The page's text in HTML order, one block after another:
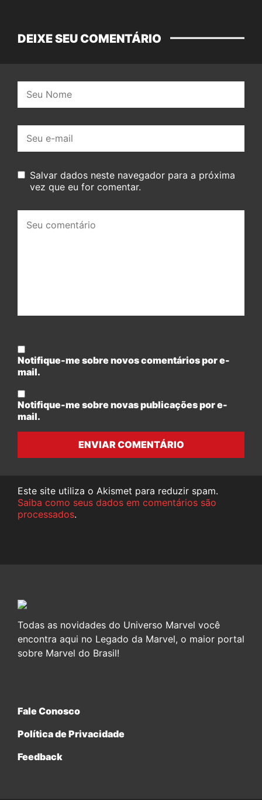
DEIXE SEU COMENTÁRIO
mail:
Salvar dados neste navegador para a próxima
vez que eu for comentar.
comentário:
Notifique-me sobre novos comentários por e-
mail.
Notifique-me sobre novas publicações por e-
mail.
ENVIAR COMENTÁRIO
Este site utiliza o Akismet para reduzir spam.
Saiba como seus dados em comentários são
processados.
Todas as novidades do Universo Marvel você
encontra aqui no Legado da Marvel, o maior portal
sobre Marvel do Brasil!
Fale Conosco
Política de Privacidade
Feedback